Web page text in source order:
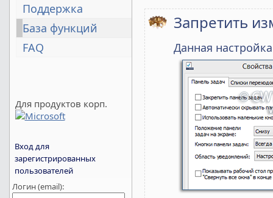
Поддержка
База функций
FAQ
Для продуктов корп.
Вход для
зарегистрированных
пользователей
Логин (email):
Запретить
Данная